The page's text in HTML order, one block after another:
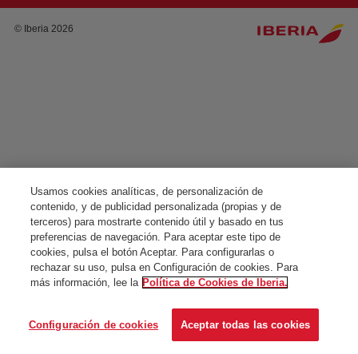
© Iberia 2026
Usamos cookies analíticas, de personalización de
contenido, y de publicidad personalizada (propias y de
terceros) para mostrarte contenido útil y basado en tus
preferencias de navegación. Para aceptar este tipo de
cookies, pulsa el botón Aceptar. Para configurarlas o
rechazar su uso, pulsa en Configuración de cookies. Para
más información, lee la Política de Cookies de Iberia.
Configuración de cookies Aceptar todas las cookies